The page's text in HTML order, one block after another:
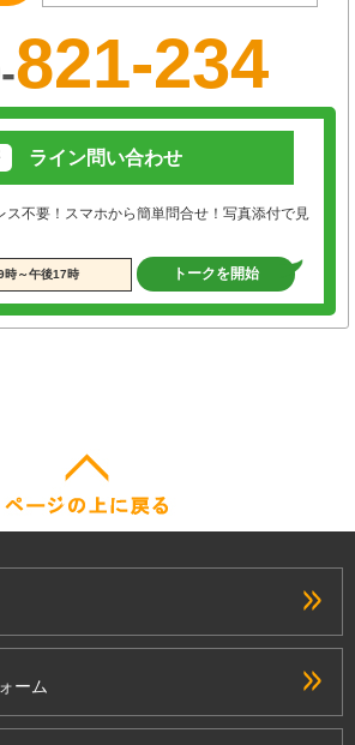
821-234
ライン問い合わせ
ス不要！スマホから簡単問合せ！写真添付で見
時～午後17時 トークを開始
ーム